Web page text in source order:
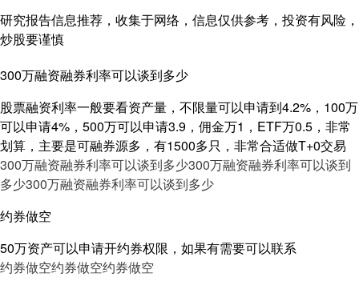
研究报告信息推荐，收集于网络，信息仅供参考，投资有风险，
炒股要谨慎
300万融资融券利率可以谈到多少
股票融资利率一般要看资产量，不限量可以申请到4.2%，100万
可以申请4%，500万可以申请3.9，佣金万1，ETF万0.5，非常
划算，主要是可融券源多，有1500多只，非常合适做T+0交易
300万融资融券利率可以谈到多少300万融资融券利率可以谈到
多少300万融资融券利率可以谈到多少
约券做空
50万资产可以申请开约券权限，如果有需要可以联系
约券做空约券做空约券做空